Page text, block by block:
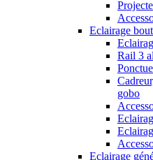
Eclairage
Rail 3
gobo
Eclairage